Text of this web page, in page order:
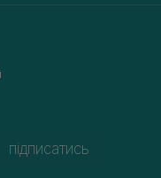
підписатись